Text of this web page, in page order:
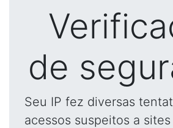
de
Seu IP fez diversas
acessos suspeitos a